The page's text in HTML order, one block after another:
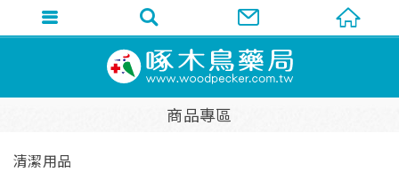
商品專區
清潔用品